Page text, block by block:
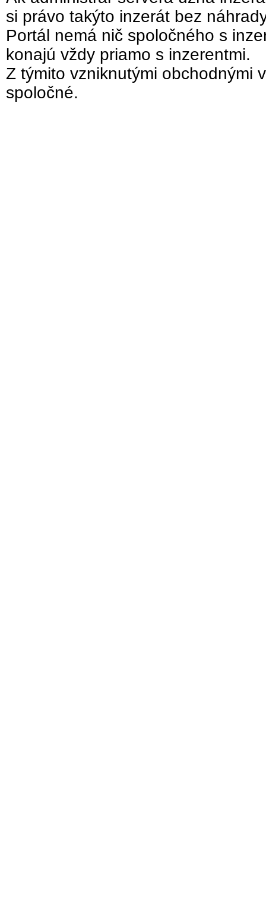
si právo takýto inzerát bez
Portál nemá nič spoločného s
konajú vždy priamo s inzerentmi.
Z týmito vzniknutými obchodnými
spoločné.